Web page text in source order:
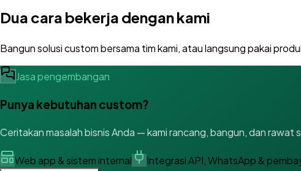
Dua cara bekerja dengan kami
Bangun solusi custom bersama tim kami, atau langsung pakai
Jasa pengembangan
Punya kebutuhan custom?
Ceritakan masalah bisnis Anda — kami rancang, bangun, dan
Web app & sistem internal Integrasi API, WhatsApp &